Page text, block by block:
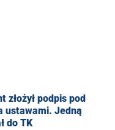
złożył podpis pod
ustawami. Jedną
do TK